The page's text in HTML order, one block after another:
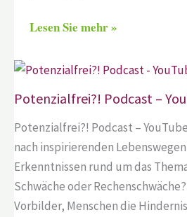
Lesen Sie mehr »
Potenzialfrei?! Podcast –
Potenzialfrei?! Podcast –
nach inspirierenden
Erkenntnissen rund um das
Schwäche oder
Vorbilder, Menschen die